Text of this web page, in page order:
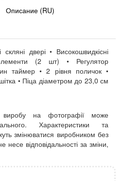
Описание (RU)
двері • Високошвидкісні
елементи (2 шт) • Регулятор
таймер • 2 рівня поличок •
• Піца діаметром до 23,0 см
на фотографії може
Характеристики та
змінюватися виробником без
відповідальності за зміни,